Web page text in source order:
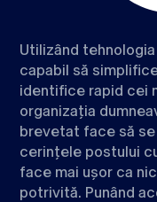
Utilizând
capabil să
identifice rapid cei
organizația
brevetat face să
cerințele postului
face mai ușor ca
potrivită. Punând